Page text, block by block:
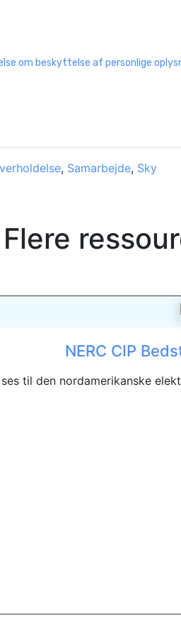
om beskyttelse af personlige
, Samarbejde, Sky
Flere
NERC CIP
til den nordamerikanske